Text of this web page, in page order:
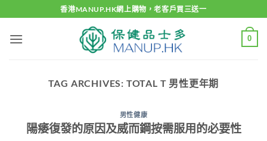
to
content
香港MANUP.HK網上購物，老客戶買三送一
0
TAG ARCHIVES: TOTAL T 男性更年期
男性健康
陽痿復發的原因及威而鋼按需服用的必要性